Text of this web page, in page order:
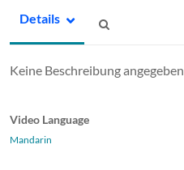
Details
Keine Beschreibung angegeben
Video Language
Mandarin